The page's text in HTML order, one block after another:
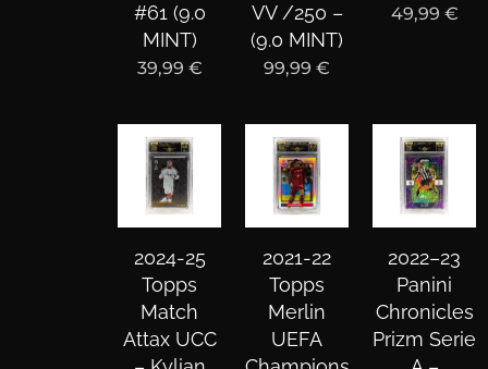
#61 (9.0
MINT)
39,99 €
VV /250 –
(9.0 MINT)
99,99 €
49,99 €
2024-25
Topps
Match
Attax UCC
2021-22
Topps
Merlin
UEFA
2022–23
Panini
Chronicles
Prizm Serie